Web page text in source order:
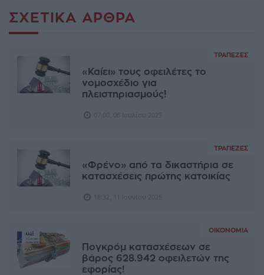
ΣΧΕΤΙΚΆ ΆΡΘΡΑ
ΤΡΆΠΕΖΕΣ
«Καίει» τους οφειλέτες το
νομοσχέδιο για
πλειστηριασμούς!
ΤΡΆΠΕΖΕΣ
«Φρένο» από τα δικαστήρια σε
κατασχέσεις πρώτης κατοικίας
ΟΙΚΟΝΟΜΊΑ
Πογκρόμ κατασχέσεων σε
βάρος 628.942 οφειλετών της
εφορίας!